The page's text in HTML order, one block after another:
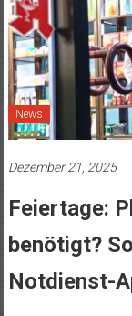
News
Dezember 21, 2025
Feiertage:
benötigt?
Notdienst-